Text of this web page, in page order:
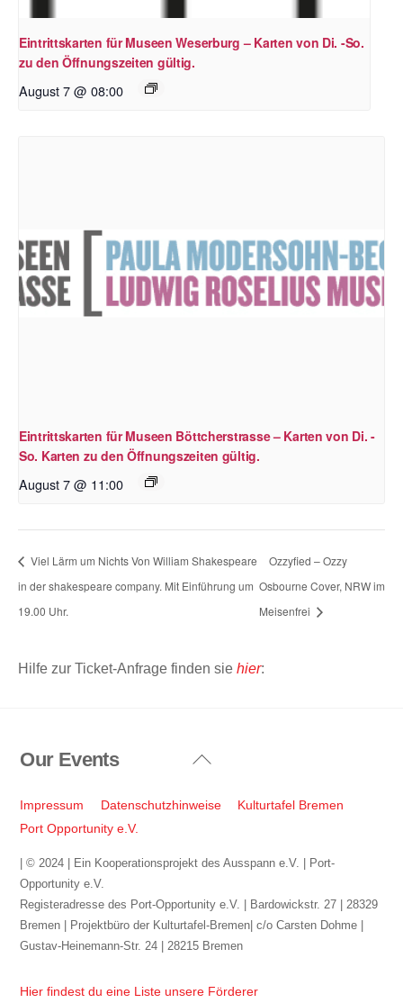
Eintrittskarten für Museen Weserburg – Karten von Di. -So.
zu den Öffnungszeiten gültig.
August 7 @ 08:00
Eintrittskarten für Museen Böttcherstrasse – Karten von Di. -
So. Karten zu den Öffnungszeiten gültig.
August 7 @ 11:00
Viel Lärm um Nichts Von William Shakespeare
in der shakespeare company. Mit Einführung um
19.00 Uhr.
Ozzyfied – Ozzy
Osbourne Cover, NRW im
Meisenfrei
Hilfe zur Ticket-Anfrage finden sie hier:
Back
Top
Our Events
Impressum Datenschutzhinweise
Kulturtafel Bremen
Port Opportunity e.V.
| © 2024 | Ein Kooperationsprojekt des Ausspann e.V. | Port-
Opportunity e.V.
Registeradresse des Port-Opportunity e.V. | Bardowickstr. 27 | 28329
Bremen | Projektbüro der Kulturtafel-Bremen| c/o Carsten Dohme |
Gustav-Heinemann-Str. 24 | 28215 Bremen
Hier findest du eine Liste unsere Förderer